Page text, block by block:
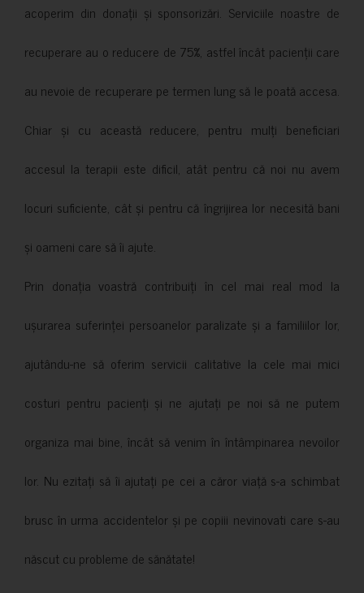
acoperim din donații și sponsorizări. Serviciile noastre de
recuperare au o reducere de 75%, astfel încât pacienții care
au nevoie de recuperare pe termen lung să le poată accesa.
Chiar și cu această reducere, pentru mulți beneficiari
accesul la terapii este dificil, atât pentru că noi nu avem
locuri suficiente, cât și pentru că îngrijirea lor necesită bani
și oameni care să îi ajute.
Prin donația voastră contribuiți în cel mai real mod la
ușurarea suferinței persoanelor paralizate și a familiilor lor,
ajutându-ne să oferim servicii calitative la cele mai mici
costuri pentru pacienți și ne ajutați pe noi să ne putem
organiza mai bine, încât să venim în întâmpinarea nevoilor
lor. Nu ezitați să îi ajutați pe cei a căror viață s-a schimbat
brusc în urma accidentelor și pe copiii nevinovati care s-au
născut cu probleme de sănătate!